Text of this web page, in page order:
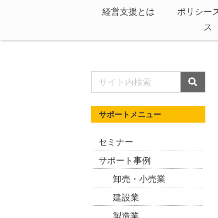
経営支援とは
ポリシー
ス
サポートメニュー
セミナー
サポート事例
卸売・小売業
建設業
製造業